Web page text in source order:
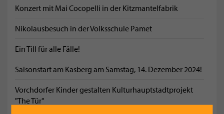
Konzert mit Mai Cocopelli in der Kitzmantelfabrik
Nikolausbesuch in der Volksschule Pamet
Ein Till für alle Fälle!
Saisonstart am Kasberg am Samstag, 14. Dezember 2024!
Vorchdorfer Kinder gestalten Kulturhauptstadtprojekt
"The Tür"